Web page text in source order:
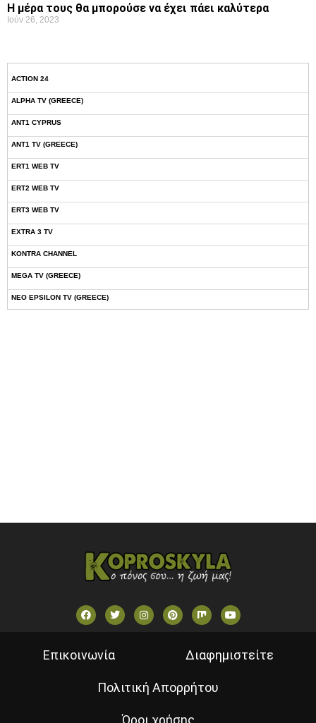
Η μέρα τους θα μπορούσε να έχει πάει καλύτερα
Ιούν 26, 2023
ACTION 24
ALPHA TV (GREECE)
ANT1 CYPRUS
ANT1 TV (GREECE)
ERT1 WEB TV
ERT2 WEB TV
ERT3 WEB TV
EXTRA 3 TV
KONTRA CHANNEL
MEGA TV (GREECE)
NEO EPSILON TV (GREECE)
Επικοινωνία Διαφημιστείτε
Πολιτική Απορρήτου
Όροι χρήσης